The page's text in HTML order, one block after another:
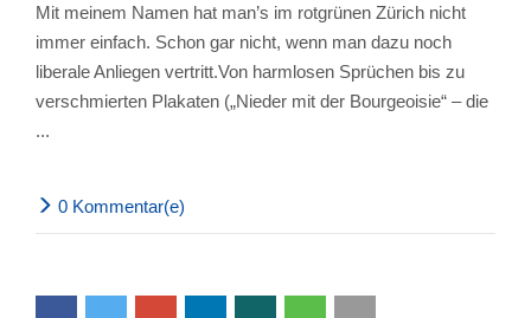
Mit meinem Namen hat man’s im rotgrünen Zürich nicht
immer einfach. Schon gar nicht, wenn man dazu noch
liberale Anliegen vertritt.Von harmlosen Sprüchen bis zu
verschmierten Plakaten („Nieder mit der Bourgeoisie“ – die
...
0 Kommentar(e)